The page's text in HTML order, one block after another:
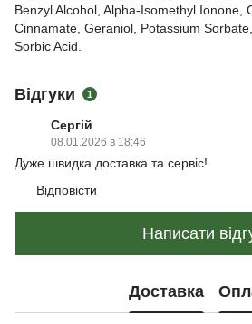
Benzyl Alcohol, Alpha-Isomethyl Ionone,
Cinnamate, Geraniol, Potassium
Sorbic Acid.
Відгуки 1
Сергій
08.01.2026 в 18:46
Дуже швидка доставка та сервіс!
Відповісти
Написати
Доставка